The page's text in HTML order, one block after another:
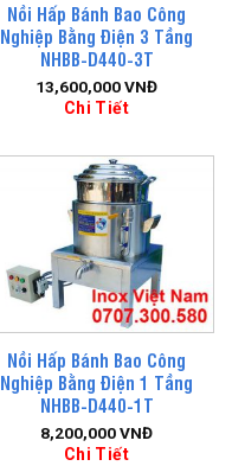
Nồi Hấp Bánh Bao Công
Nghiệp Bằng Điện 3 Tầng
NHBB-D440-3T
13,600,000VNĐ
Chi Tiết
Nồi Hấp Bánh Bao Công
Nghiệp Bằng Điện 1 Tầng
NHBB-D440-1T
8,200,000VNĐ
Chi Tiết